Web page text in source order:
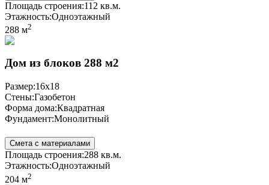
Площадь строения:112 кв.м.
Этажность:Одноэтажный
288 м2
Дом из блоков 288 м2
Размер:16x18
Стены:Газобетон
Форма дома:Квадратная
Фундамент:Монолитный
Смета с материалами
Площадь строения:288 кв.м.
Этажность:Одноэтажный
204 м2